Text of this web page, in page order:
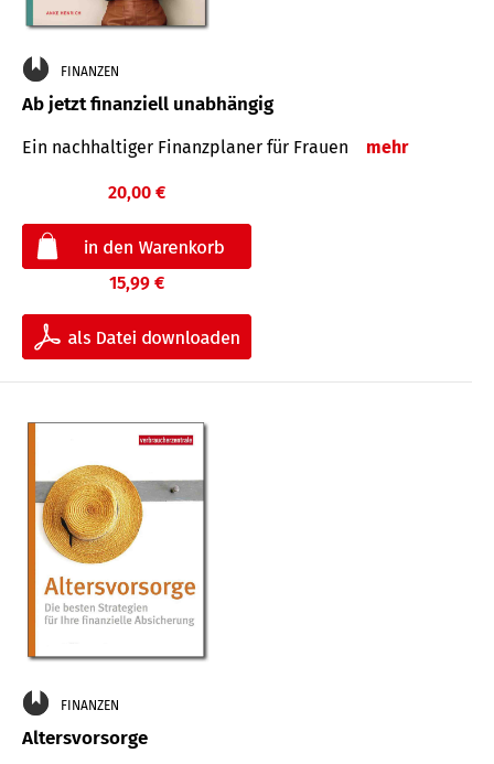
FINANZEN
Ab jetzt finanziell unabhängig
Ein nachhaltiger Finanzplaner für Frauen mehr
20,00 €
15,99 €
FINANZEN
Altersvorsorge